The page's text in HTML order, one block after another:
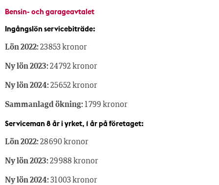
Bensin- och garageavtalet
Ingångslön servicebiträde:
Lön 2022:23 853 kronor
Ny lön 2023:24 792 kronor
Ny lön 2024:25 652 kronor
Sammanlagd ökning:1 799 kronor
Serviceman 8 år i yrket, 1 år på företaget:
Lön 2022:28 690 kronor
Ny lön 2023:29 988 kronor
Ny lön 2024:31 003 kronor